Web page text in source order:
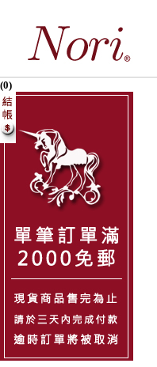
(0)